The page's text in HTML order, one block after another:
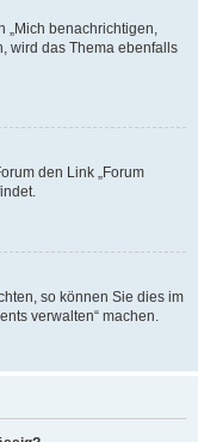
„Mich benachrichtigen,
wird das Thema ebenfalls
den Link „Forum
so können Sie dies im
verwalten“ machen.